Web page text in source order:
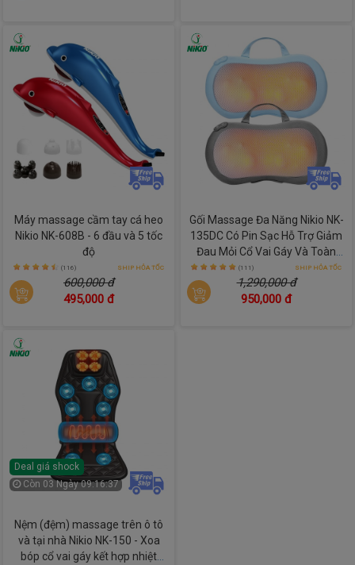
LƯU Ý:
Máy tự động tắt sau 15 phút, nếu muốn dừng đột ngột hãy ấn
Rút dây nguồn và vệ sinh máy khi sử dụng xong. Bảo quản nơi
khô ráo, thoáng mát.
Máy massage cầm tay cá heo
Nikio NK-608B - 6 đầu và 5 tốc
độ
(116) SHIP HỎA TỐC
600,000 đ
495,000 đ
Gối Massage Đa Năng Nikio NK-
135DC Có Pin Sạc Hỗ Trợ Giảm
Đau Mỏi Cổ Vai Gáy Và Toàn
Thân Với 16 Bi Xoay Day Ấn
(111) SHIP HỎA TỐC
1,290,000 đ
950,000 đ
Deal giá shock
Còn 03 Ngày 09:16:36
Nệm (đệm) massage trên ô tô
và tại nhà Nikio NK-150 - Xoa
bóp cổ vai gáy kết hợp nhiệt